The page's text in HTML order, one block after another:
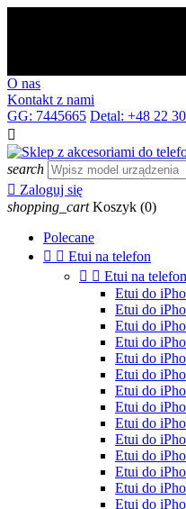
O nas
Kontakt z nami
GG: 7445665 Detal: +48 22

search
 Zaloguj się
shopping_cart Koszyk (0)
Polecane
  Etui na telefon
  Etui na
Etui do
Etui do
Etui do
Etui do
Etui do
Etui do
Etui do
Etui do
Etui do
Etui do
Etui do
Etui do
Etui do
Etui do